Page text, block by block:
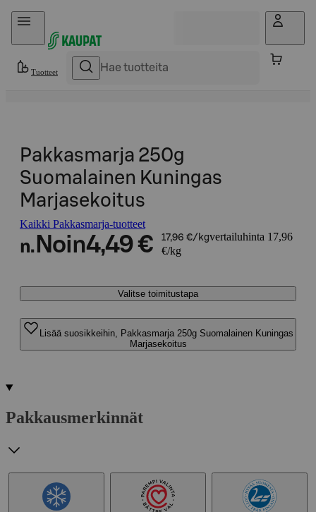
Hyppää sisältöön
Tuotteet
Pakkasmarja 250g
Suomalainen Kuningas
Marjasekoitus
Kaikki Pakkasmarja-tuotteet
n. Noin4,49 € 17,96 €/kgvertailuhinta 17,96
€/kg
Valitse toimitustapa
Lisää suosikkeihin, Pakkasmarja 250g Suomalainen Kuningas
Marjasekoitus
Pakkausmerkinnät